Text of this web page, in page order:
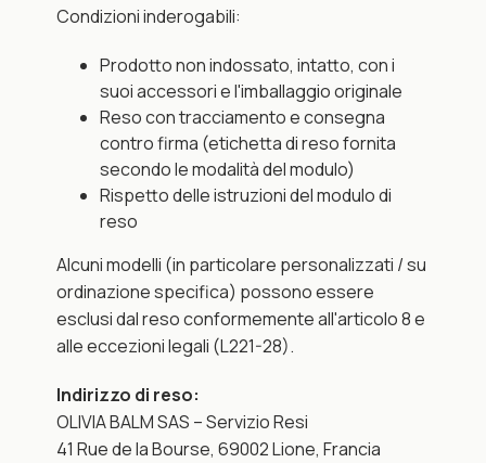
Condizioni inderogabili:
Prodotto non indossato, intatto, con i
suoi accessori e l'imballaggio originale
Reso con tracciamento e consegna
contro firma (etichetta di reso fornita
secondo le modalità del modulo)
Rispetto delle istruzioni del modulo di
reso
Alcuni modelli (in particolare personalizzati / su
ordinazione specifica) possono essere
esclusi dal reso conformemente all'articolo 8 e
alle eccezioni legali (L221-28).
Indirizzo di reso:
OLIVIA BALM SAS – Servizio Resi
41 Rue de la Bourse, 69002 Lione, Francia